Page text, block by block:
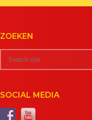
ZOEKEN
SOCIAL MEDIA